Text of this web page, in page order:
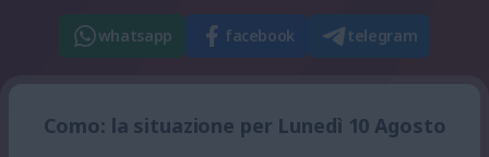
whatsapp facebook telegram
Como: la situazione per Lunedì 10 Agosto